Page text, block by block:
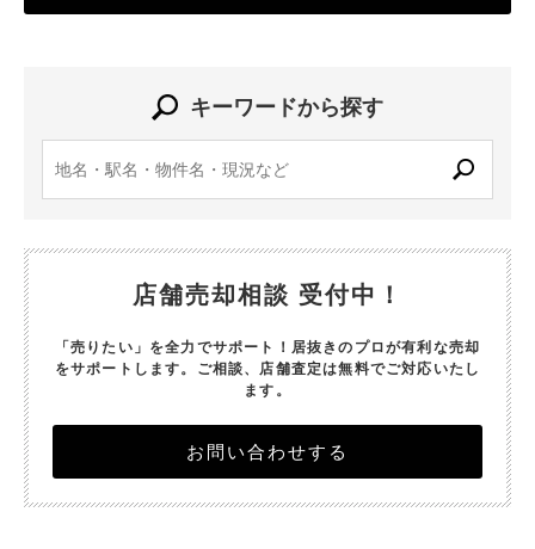
キーワードから探す
店舗売却相談 受付中！
「売りたい」を全力でサポート！居抜きのプロが有利な売却
をサポートします。 ご相談、店舗査定は無料でご対応いたし
ます。
お問い合わせする